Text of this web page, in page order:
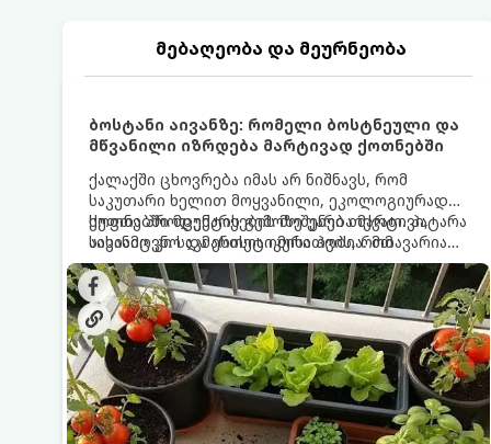
მებაღეობა და მეურნეობა
ბოსტანი აივანზე: რომელი ბოსტნეული და
მწვანილი იზრდება მარტივად ქოთნებში
ქალაქში ცხოვრება იმას არ ნიშნავს, რომ
საკუთარი ხელით მოყვანილი, ეკოლოგიურად
სუფთა პროდუქტის გემოზე უარი თქვათ. პატარა
აივანიც კი საკმარისია იმისათვის, რომ
მოიწყოთ მინი-ბოსტანი, საიდანაც
ყოველდღიურად ახალ, არომატულ მწვანილსა
და ბოსტნეულს მოკრეფთ.
ქოთნებში მცენარეების მოშენება მარტივი,
სასიამოვნო და ესთეტიკური ჰობია. მთავარია
იცოდეთ, რომელი კულტურები ეგუებიან
ქოთნის პირობებს ყველაზე კარგად და როგორ
მოუაროთ მათ სწორად.